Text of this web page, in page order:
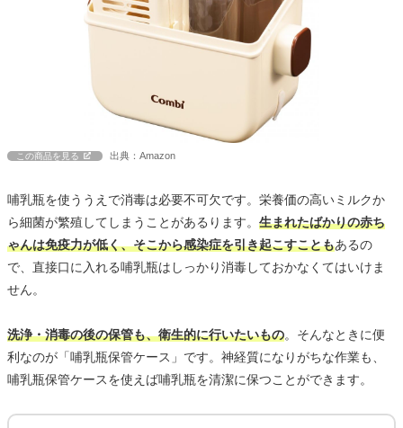
この商品を見る 出典：Amazon
哺乳瓶を使ううえで消毒は必要不可欠です。栄養価の高いミルクか
ら細菌が繁殖してしまうことがあるります。 生まれたばかりの赤ち
ゃんは免疫力が低く、そこから感染症を引き起こすこともあるの
で、直接口に入れる哺乳瓶はしっかり消毒しておかなくてはいけま
せん。
洗浄・消毒の後の保管も、衛生的に行いたいもの。そんなときに便
利なのが「哺乳瓶保管ケース」です。神経質になりがちな作業も、
哺乳瓶保管ケースを使えば哺乳瓶を清潔に保つことができます。